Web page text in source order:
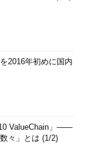
2016年初めに国内
ValueChain」――
々」とは (1/2)